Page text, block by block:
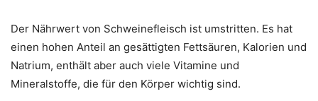
Der Nährwert von Schweinefleisch ist umstritten. Es hat
einen hohen Anteil an gesättigten Fettsäuren, Kalorien und
Natrium, enthält aber auch viele Vitamine und
Mineralstoffe, die für den Körper wichtig sind.